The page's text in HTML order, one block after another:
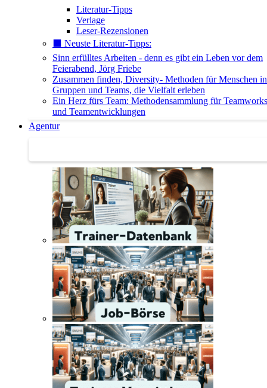
Literatur-Tipps
Verlage
Leser-Rezensionen
⬛️ Neuste Literatur-Tipps:
Sinn erfülltes Arbeiten - denn es gibt ein Leben vor dem
Feierabend, Jörg Friebe
Zusammen finden, Diversity- Methoden für Menschen in
Gruppen und Teams, die Vielfalt erleben
Ein Herz fürs Team: Methodensammlung für
und Teamentwicklungen
Agentur